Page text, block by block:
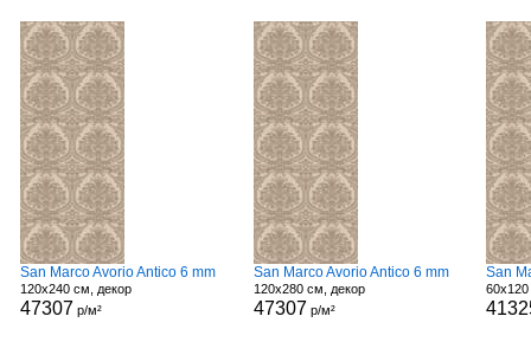
San Marco Avorio Antico 6 mm
120x240 см, декор
47307 р/м²
San Marco Avorio Antico 6 mm
120x280 см, декор
47307 р/м²
San